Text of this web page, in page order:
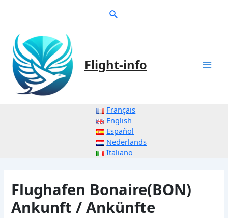
Suche
Flight-info
Français
English
Español
Nederlands
Italiano
Flughafen Bonaire(BON)
Ankunft / Ankünfte